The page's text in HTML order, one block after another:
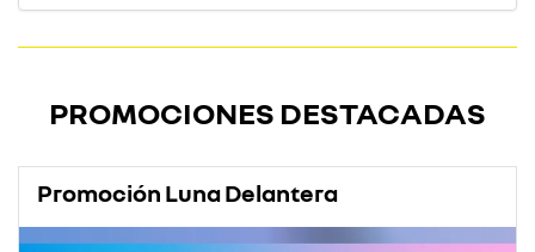
PROMOCIONES DESTACADAS
Promoción Luna Delantera